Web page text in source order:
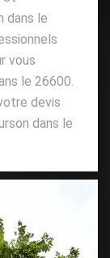
dans le
vous
le 26600.
devis
dans le